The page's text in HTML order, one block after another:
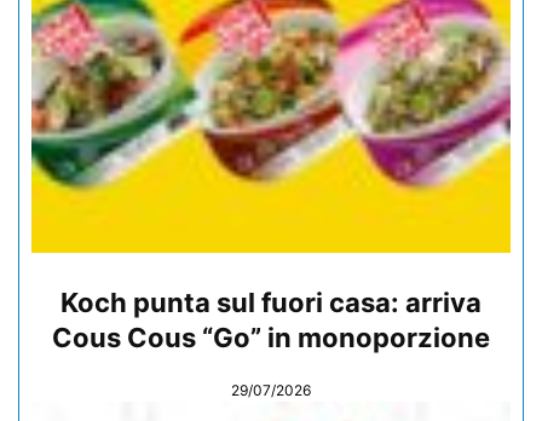
Koch punta sul fuori casa: arriva
Cous Cous “Go” in monoporzione
29/07/2026